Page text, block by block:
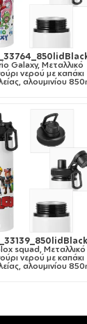
Galaxy, Μεταλλικό
νερού με καπάκι
αλουμινίου
squad, Μεταλλικό
νερού με καπάκι
αλουμινίου